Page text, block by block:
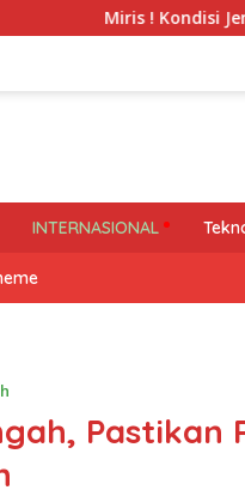
Miris ! Kondisi Jembatan Km
INTERNASIONAL
Pastikan